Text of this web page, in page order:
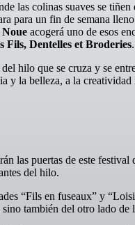
las colinas suaves se tiñen
para un fin de semana
acogerá uno de esos
Fils, Dentelles et Broderies.
hilo que se cruza y se
y la belleza, a la
las puertas de este festival
del hilo.
“Fils en fuseaux” y
también del otro lado de